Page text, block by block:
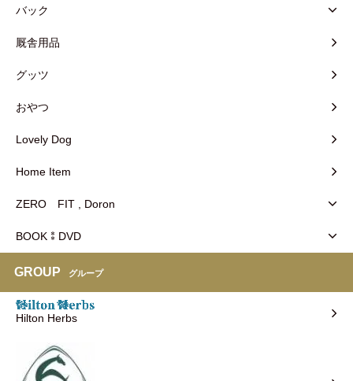
バック
厩舎用品
グッツ
おやつ
Lovely Dog
Home Item
ZERO FIT , Doron
BOOK⁑DVD
GROUP グループ
Hilton Herbs